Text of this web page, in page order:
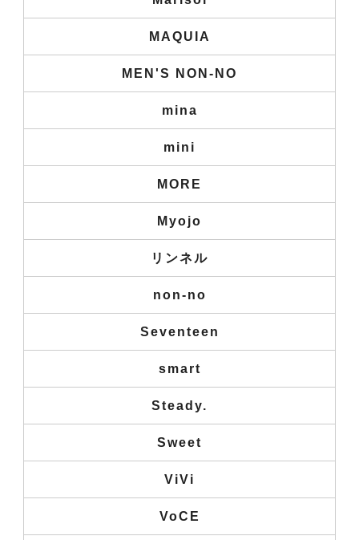
MAQUIA
MEN'S NON-NO
mina
mini
MORE
Myojo
リンネル
non-no
Seventeen
smart
Steady.
Sweet
ViVi
VoCE